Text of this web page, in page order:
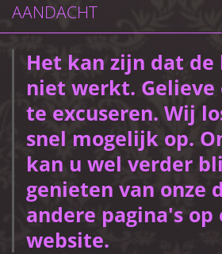
AANDACHT
Het kan zijn dat de
niet werkt. Gelieve
te excuseren. Wij
snel mogelijk op.
kan u wel verder
genieten van onze
andere pagina's op
website.